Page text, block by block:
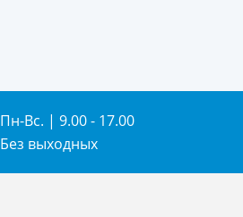
Пн-Вс. | 9.00 - 17.00
Без выходных